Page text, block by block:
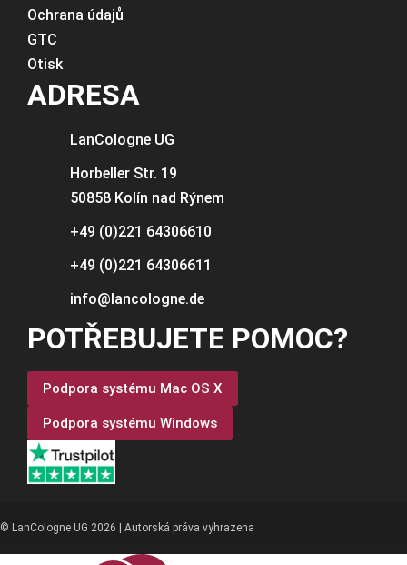
Ochrana údajů
GTC
Otisk
ADRESA
LanCologne UG
Horbeller Str. 19
50858 Kolín nad Rýnem
+49 (0)221 64306610
+49 (0)221 64306611
info@lancologne.de
POTŘEBUJETE POMOC?
Podpora systému Mac OS X
Podpora systému Windows
© LanCologne UG 2026 | Autorská práva vyhrazena